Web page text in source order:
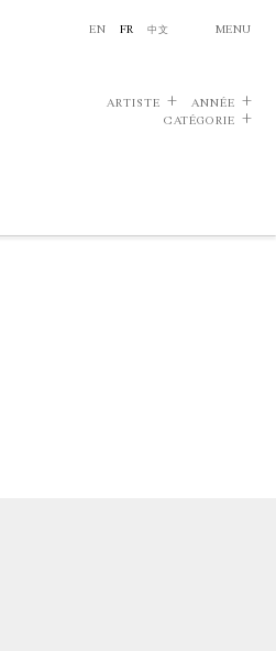
EN FR 中文 MENU
ARTISTE
ANNÉE
CATÉGORIE